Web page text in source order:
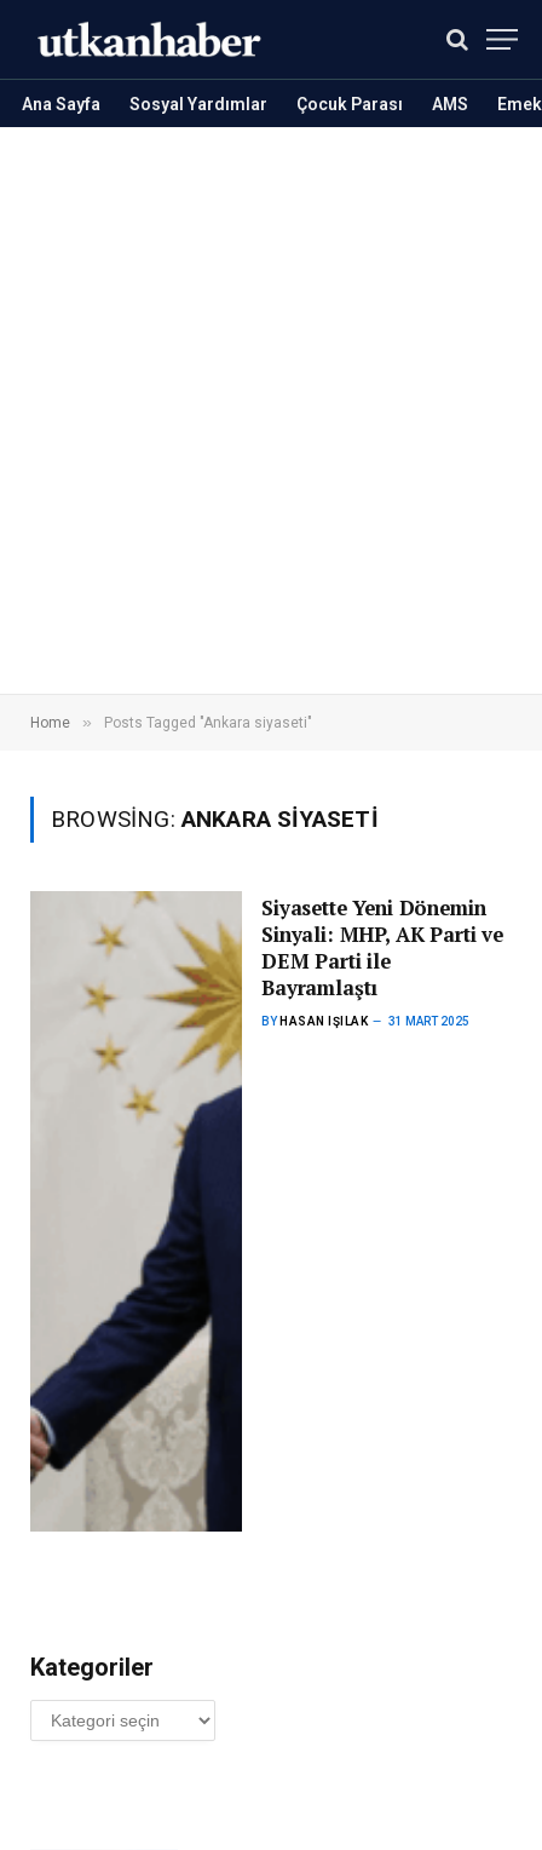
Ana Sayfa Sosyal Yardımlar Çocuk Parası AMS
Home » Posts Tagged "Ankara siyaseti"
BROWSING:ANKARA SIYASETI
Siyasette Yeni Dönemin
Sinyali: MHP, AK Parti ve
DEM Parti ile
Bayramlaştı
BY HASAN IŞILAK 31 MART 2025
Kategoriler
Kategoriler